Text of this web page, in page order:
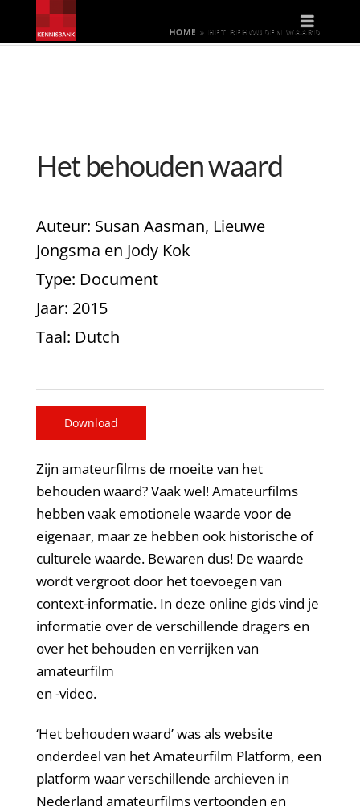
HOME » HET BEHOUDEN WAARD
Het behouden waard
Auteur: Susan Aasman, Lieuwe
Jongsma en Jody Kok
Type: Document
Jaar: 2015
Taal: Dutch
Download
Zijn amateurfilms de moeite van het
behouden waard? Vaak wel! Amateurfilms
hebben vaak emotionele waarde voor de
eigenaar, maar ze hebben ook historische of
culturele waarde. Bewaren dus! De waarde
wordt vergroot door het toevoegen van
context-informatie. In deze online gids vind je
informatie over de verschillende dragers en
over het behouden en verrijken van
amateurfilm
en -video.
‘Het behouden waard’ was als website
onderdeel van het Amateurfilm Platform, een
platform waar verschillende archieven in
Nederland amateurfilms vertoonden en